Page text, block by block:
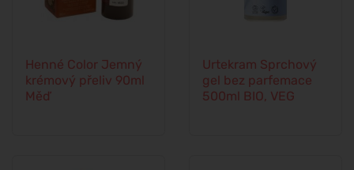
Henné Color Jemný
krémový přeliv 90ml
Měď
Urtekram Sprchový
gel bez parfemace
500ml BIO, VEG